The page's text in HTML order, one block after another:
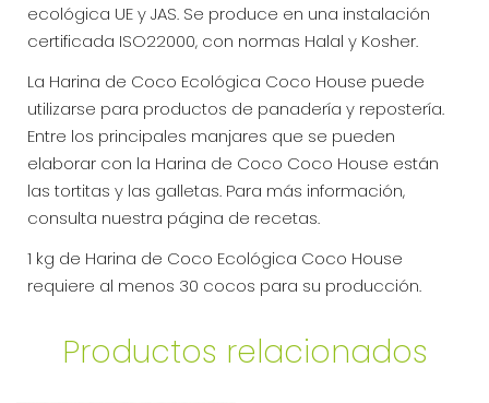
ecológica UE y JAS. Se produce en una instalación
certificada ISO22000, con normas Halal y Kosher.
La Harina de Coco Ecológica Coco House puede
utilizarse para productos de panadería y repostería.
Entre los principales manjares que se pueden
elaborar con la Harina de Coco Coco House están
las tortitas y las galletas. Para más información,
consulta nuestra página de recetas.
1 kg de Harina de Coco Ecológica Coco House
requiere al menos 30 cocos para su producción.
Productos relacionados